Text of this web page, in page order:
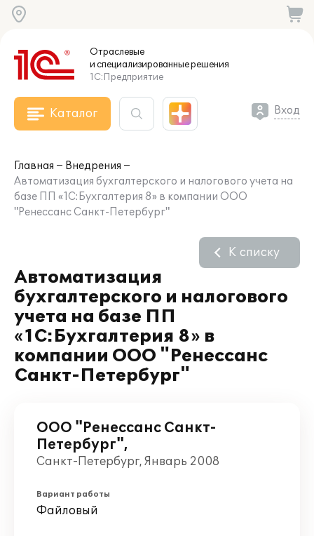
Отраслевые
и специализированныерешения
1С:Предприятие
Каталог Вход
Главная
Внедрения
Автоматизация бухгалтерского и налогового учета на
базе ПП «1С:Бухгалтерия 8» в компании ООО
"Ренессанс Санкт-Петербург"
Автоматизация
бухгалтерского и налогового
учета на базе ПП
«1С:Бухгалтерия 8» в
компании ООО "Ренессанс
Санкт-Петербург"
К списку
ООО "Ренессанс Санкт-
Петербург",
Санкт-Петербург, Январь 2008
Вариант работы
Файловый